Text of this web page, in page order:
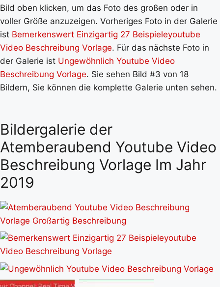
Bild oben klicken, um das Foto des großen oder in
voller Größe anzuzeigen. Vorheriges Foto in der Galerie
ist Bemerkenswert Einzigartig 27 Beispieleyoutube
Video Beschreibung Vorlage. Für das nächste Foto in
der Galerie ist Ungewöhnlich Youtube Video
Beschreibung Vorlage. Sie sehen Bild #3 von 18
Bildern, Sie können die komplette Galerie unten sehen.
Bildergalerie der
Atemberaubend Youtube Video
Beschreibung Vorlage Im Jahr
2019